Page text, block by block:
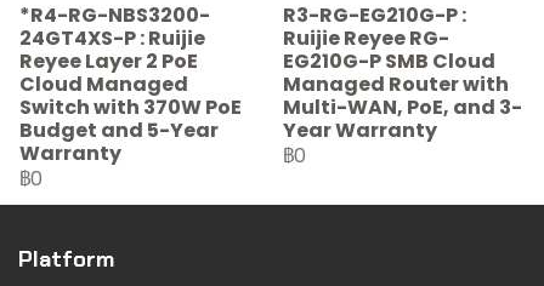
*R4-RG-NBS3200-
24GT4XS-P : Ruijie
Reyee Layer 2 PoE
Cloud Managed
Switch with 370W PoE
Budget and 5-Year
Warranty
฿0
R3-RG-EG210G-P :
Ruijie Reyee RG-
EG210G-P SMB Cloud
Managed Router with
Multi-WAN, PoE, and 3-
Year Warranty
฿0
Platform